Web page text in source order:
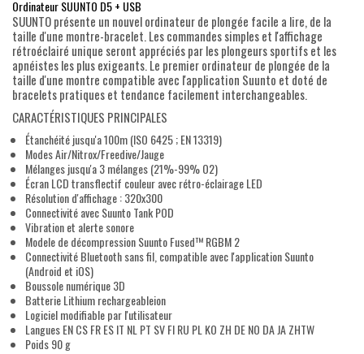
Ordinateur SUUNTO D5 + USB
SUUNTO présente un nouvel ordinateur de plongée facile a lire, de la
taille d'une montre-bracelet. Les commandes simples et l'affichage
rétroéclairé unique seront appréciés par les plongeurs sportifs et les
apnéistes les plus exigeants. Le premier ordinateur de plongée de la
taille d'une montre compatible avec l'application Suunto et doté de
bracelets pratiques et tendance facilement interchangeables.
CARACTÉRISTIQUES PRINCIPALES
Étanchéité jusqu'a 100m (ISO 6425 ; EN 13319)
Modes Air/Nitrox/Freedive/Jauge
Mélanges jusqu'a 3 mélanges (21%-99% O2)
Écran LCD transflectif couleur avec rétro-éclairage LED
Résolution d'affichage : 320x300
Connectivité avec Suunto Tank POD
Vibration et alerte sonore
Modele de décompression Suunto Fused™ RGBM 2
Connectivité Bluetooth sans fil, compatible avec l'application Suunto
(Android et iOS)
Boussole numérique 3D
Batterie Lithium rechargeableion
Logiciel modifiable par l'utilisateur
Langues EN CS FR ES IT NL PT SV FI RU PL KO ZH DE NO DA JA ZHTW
Poids 90 g